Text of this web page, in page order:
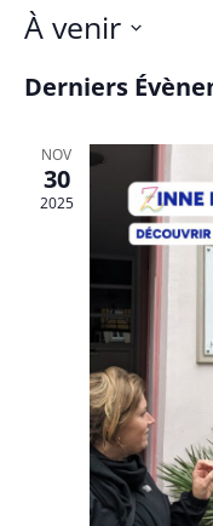
À venir
une
date.
Derniers
NOV
30
2025